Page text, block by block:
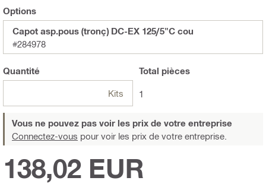
Options
Capot asp.pous (tronç) DC-EX 125/5"C cou
#284978
Quantité
Kits
Total pièces
1
Vous ne pouvez pas voir les prix de votre entreprise
Connectez-vous pour voir les prix de votre entreprise.
138,02 EUR